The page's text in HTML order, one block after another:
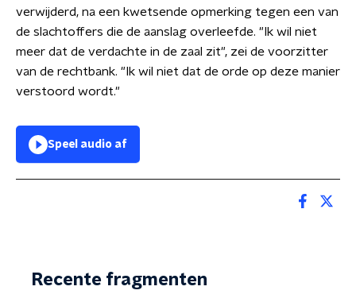
verwijderd, na een kwetsende opmerking tegen een van
de slachtoffers die de aanslag overleefde. "Ik wil niet
meer dat de verdachte in de zaal zit", zei de voorzitter
van de rechtbank. "Ik wil niet dat de orde op deze manier
verstoord wordt."
Speel audio af
Recente fragmenten